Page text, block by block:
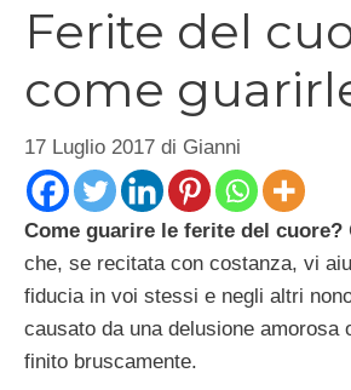
Ferite del
come
17 Luglio 2017 di Gianni
Come guarire le ferite del cuore?
che, se recitata con costanza, vi
fiducia in voi stessi e negli altri
causato da una delusione amorosa
finito bruscamente.